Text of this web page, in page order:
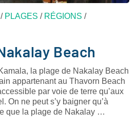
/ PLAGES / RÉGIONS /
Beach
la plage de Nakalay Beach
appartenant au Thavorn Beach
par voie de terre qu’aux
On ne peut s’y baigner qu’à
que la plage de Nakalay …